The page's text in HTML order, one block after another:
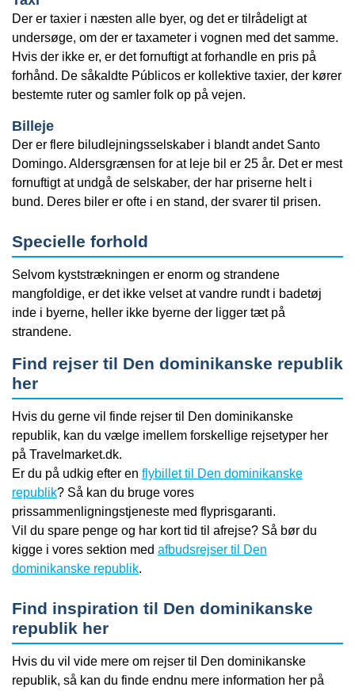
Der er taxier i næsten alle byer, og det er tilrådeligt at
undersøge, om der er taxameter i vognen med det samme.
Hvis der ikke er, er det fornuftigt at forhandle en pris på
forhånd. De såkaldte Públicos er kollektive taxier, der kører
bestemte ruter og samler folk op på vejen.
Billeje
Der er flere biludlejningsselskaber i blandt andet Santo
Domingo. Aldersgrænsen for at leje bil er 25 år. Det er mest
fornuftigt at undgå de selskaber, der har priserne helt i
bund. Deres biler er ofte i en stand, der svarer til prisen.
Specielle forhold
Selvom kyststrækningen er enorm og strandene
mangfoldige, er det ikke velset at vandre rundt i badetøj
inde i byerne, heller ikke byerne der ligger tæt på
strandene.
Find rejser til Den dominikanske republik
her
Hvis du gerne vil finde rejser til Den dominikanske
republik, kan du vælge imellem forskellige rejsetyper her
på Travelmarket.dk.
Er du på udkig efter en flybillet til Den dominikanske
republik? Så kan du bruge vores
prissammenligningstjeneste med flyprisgaranti.
Vil du spare penge og har kort tid til afrejse? Så bør du
kigge i vores sektion med afbudsrejser til Den
dominikanske republik.
Find inspiration til Den dominikanske
republik her
Hvis du vil vide mere om rejser til Den dominikanske
republik, så kan du finde endnu mere information her på